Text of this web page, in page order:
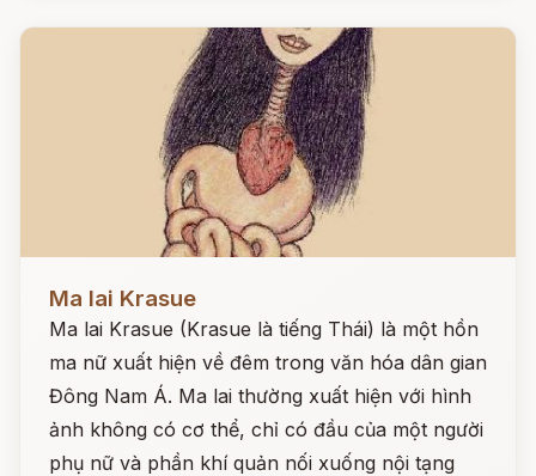
Ma lai Krasue
Ma lai Krasue (Krasue là tiếng Thái) là một hồn
ma nữ xuất hiện về đêm trong văn hóa dân gian
Đông Nam Á. Ma lai thường xuất hiện với hình
ảnh không có cơ thể, chỉ có đầu của một người
phụ nữ và phần khí quản nối xuống nội tạng